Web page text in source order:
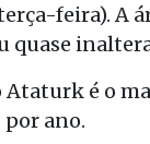
feira). A
quase
Ataturk é o
por ano.